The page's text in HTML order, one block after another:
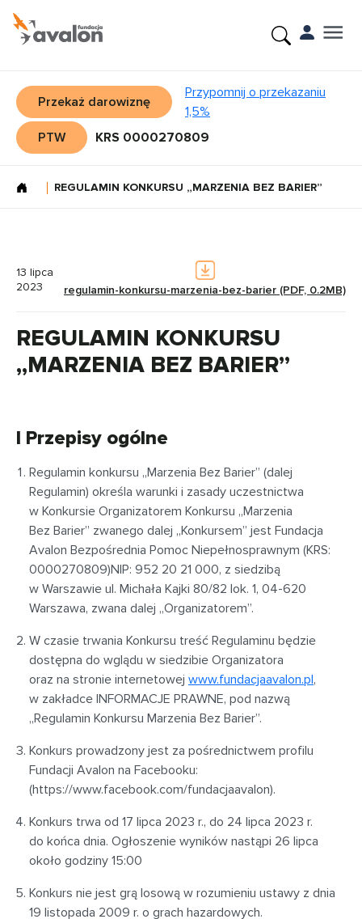
Przekaż darowiznę
Przypomnij o przekazaniu
1,5%
PTW
KRS 0000270809
REGULAMIN KONKURSU „MARZENIA BEZ BARIER”
13 lipca
2023
regulamin-konkursu-marzenia-bez-barier (PDF, 0.2MB)
REGULAMIN KONKURSU
„MARZENIA BEZ BARIER”
I Przepisy ogólne
Regulamin konkursu „Marzenia Bez Barier” (dalej
Regulamin) określa warunki i zasady uczestnictwa
w Konkursie Organizatorem Konkursu „Marzenia
Bez Barier” zwanego dalej „Konkursem” jest Fundacja
Avalon Bezpośrednia Pomoc Niepełnosprawnym (KRS:
0000270809)NIP: 952 20 21 000, z siedzibą
w Warszawie ul. Michała Kajki 80/82 lok. 1, 04-620
Warszawa, zwana dalej „Organizatorem”.
W czasie trwania Konkursu treść Regulaminu będzie
dostępna do wglądu w siedzibie Organizatora
oraz na stronie internetowej www.fundacjaavalon.pl,
w zakładce INFORMACJE PRAWNE, pod nazwą
„Regulamin Konkursu Marzenia Bez Barier”.
Konkurs prowadzony jest za pośrednictwem profilu
Fundacji Avalon na Facebooku:
(https://www.facebook.com/fundacjaavalon).
Konkurs trwa od 17 lipca 2023 r., do 24 lipca 2023 r.
do końca dnia. Ogłoszenie wyników nastąpi 26 lipca
około godziny 15:00
Konkurs nie jest grą losową w rozumieniu ustawy z dnia
19 listopada 2009 r. o grach hazardowych.